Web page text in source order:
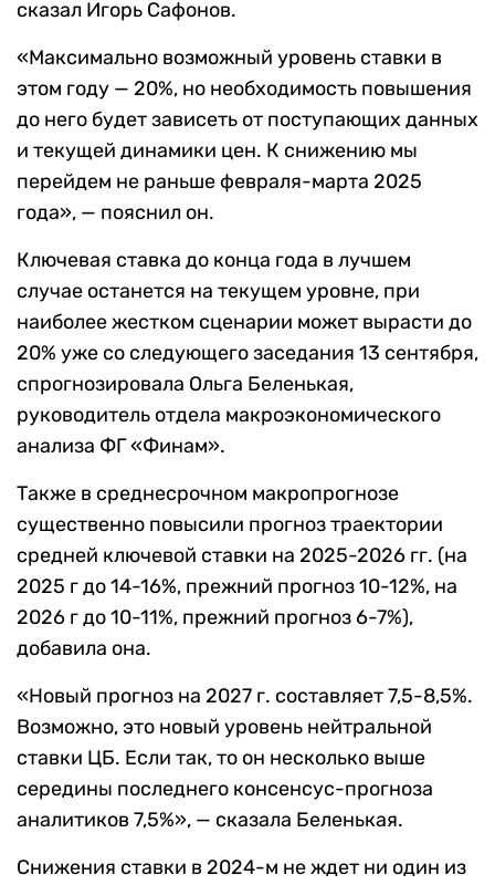
сказал Игорь Сафонов.
«Максимально возможный уровень ставки в
этом году — 20%, но необходимость повышения
до него будет зависеть от поступающих данных
и текущей динамики цен. К снижению мы
перейдем не раньше февраля-марта 2025
года», — пояснил он.
Ключевая ставка до конца года в лучшем
случае останется на текущем уровне, при
наиболее жестком сценарии может вырасти до
20% уже со следующего заседания 13 сентября,
спрогнозировала Ольга Беленькая,
руководитель отдела макроэкономического
анализа ФГ «Финам».
Также в среднесрочном макропрогнозе
существенно повысили прогноз траектории
средней ключевой ставки на 2025-2026 гг. (на
2025 г до 14-16%, прежний прогноз 10-12%, на
2026 г до 10-11%, прежний прогноз 6-7%),
добавила она.
«Новый прогноз на 2027 г. составляет 7,5-8,5%.
Возможно, это новый уровень нейтральной
ставки ЦБ. Если так, то он несколько выше
середины последнего консенсус-прогноза
аналитиков 7,5%», — сказала Беленькая.
Снижения ставки в 2024-м не ждет ни один из